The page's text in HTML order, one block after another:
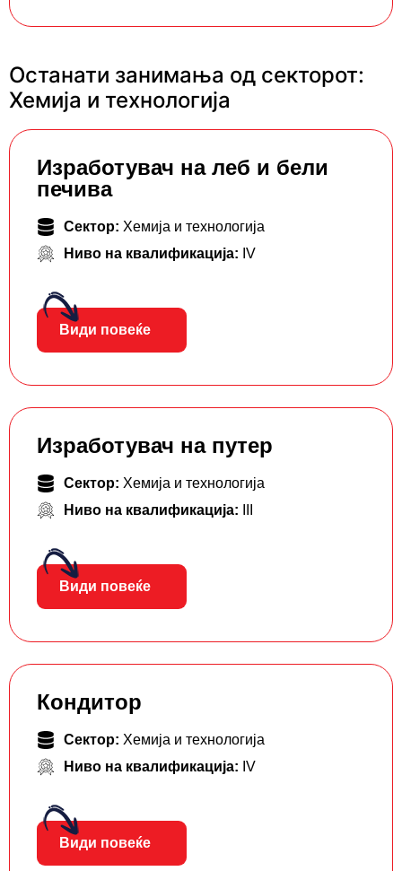
Останати занимања од секторот:
Хемија и технологија
Изработувач на леб и бели
печива
Сектор: Хемија и технологија
Ниво на квалификација: IV
Види повеќе
Изработувач на путер
Сектор: Хемија и технологија
Ниво на квалификација:
Види повеќе
Кондитор
Сектор: Хемија и технологија
Ниво на квалификација: IV
Види повеќе